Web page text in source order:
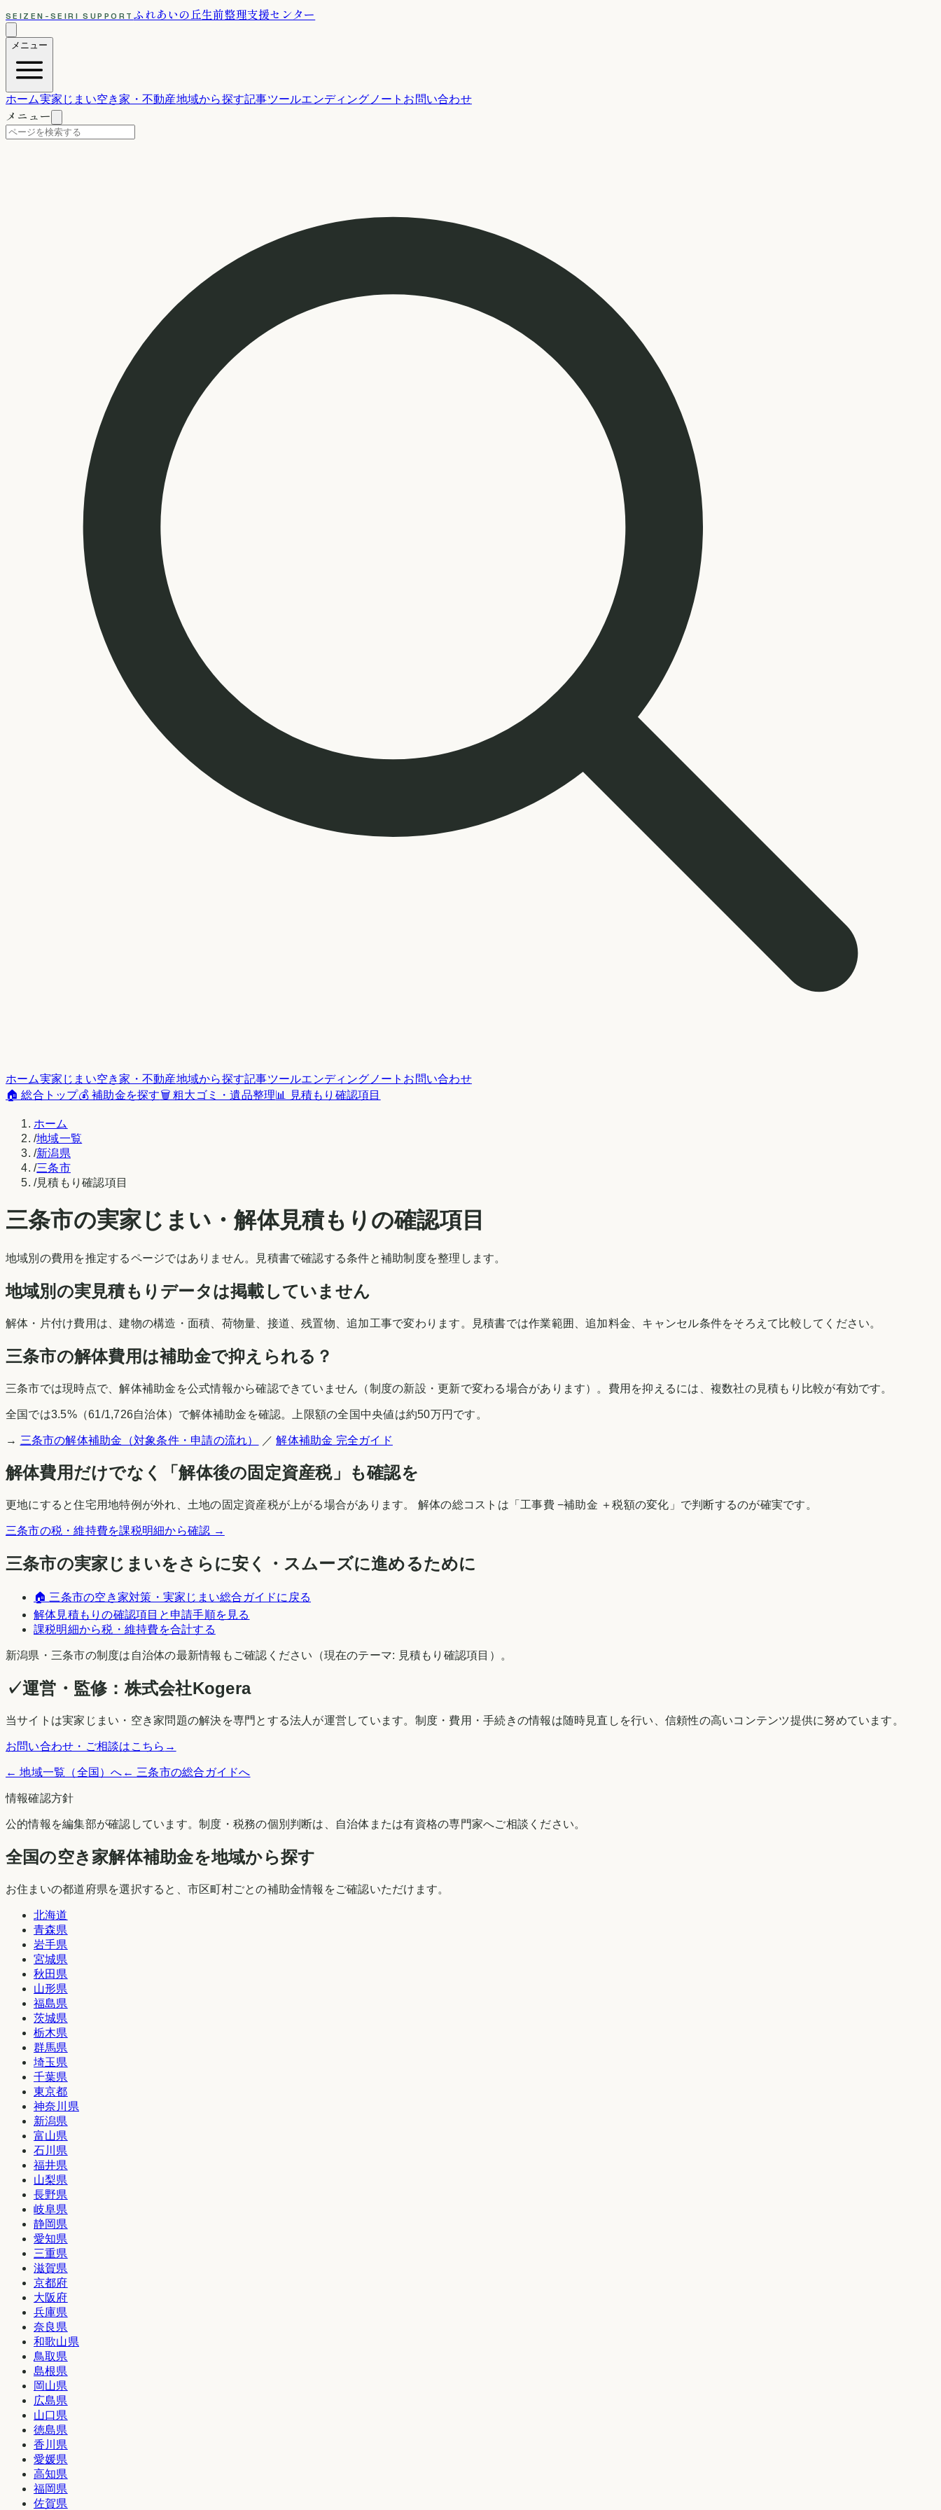
SEIZEN-SEIRI SUPPORT ふれあいの丘生前整理支援センター
メニュー
ホーム実家じまい空き家・不動産地域から探す記事ツールエンディングノート お問い合わせ
メニュー
ホーム実家じまい空き家・不動産地域から探す記事ツールエンディングノート お問い合わせ
🏠 総合トップ💰 補助金を探す🗑️ 粗大ゴミ・遺品整理📊 見積もり確認項目
ホーム
/地域一覧
/新潟県
/三条市
/見積もり確認項目
三条市の実家じまい・解体見積もりの確認項目
地域別の費用を推定するページではありません。見積書で確認する条件と補助制度を整理します。
地域別の実見積もりデータは掲載していません
解体・片付け費用は、建物の構造・面積、荷物量、接道、残置物、追加工事で変わります。見積書では作業範囲、追加料金、キャンセル条件をそろえて比較してください。
三条市の解体費用は補助金で抑えられる？
三条市では現時点で、解体補助金を公式情報から確認できていません（制度の新設・更新で変わる場合があります）。費用を抑えるには、複数社の見積もり比較が有効です。
全国では3.5%（61/1,726自治体）で解体補助金を確認。上限額の全国中央値は約50万円です。
→ 三条市の解体補助金（対象条件・申請の流れ） ／解体補助金 完全ガイド
解体費用だけでなく「解体後の固定資産税」も確認を
更地にすると住宅用地特例が外れ、土地の固定資産税が上がる場合があります。 解体の総コストは「工事費 −補助金 ＋税額の変化」で判断するのが確実です。
三条市の税・維持費を課税明細から確認 →
三条市の実家じまいをさらに安く・スムーズに進めるために
🏠 三条市の空き家対策・実家じまい総合ガイドに戻る
解体見積もりの確認項目と申請手順を見る
課税明細から税・維持費を合計する
新潟県 ・ 三条市の制度は自治体の最新情報もご確認ください（現在のテーマ: 見積もり確認項目 ）。
✓運営・監修：株式会社Kogera
当サイトは実家じまい・空き家問題の解決を専門とする法人が運営しています。制度・費用・手続きの情報は随時見直しを行い、信頼性の高いコンテンツ提供に努めています。
お問い合わせ・ご相談はこちら →
← 地域一覧（全国）へ ← 三条市の総合ガイドへ
情報確認方針
公的情報を編集部が確認しています。制度・税務の個別判断は、自治体または有資格の専門家へご相談ください。
全国の空き家解体補助金を地域から探す
お住まいの都道府県を選択すると、市区町村ごとの補助金情報をご確認いただけます。
北海道
青森県
岩手県
宮城県
秋田県
山形県
福島県
茨城県
栃木県
群馬県
埼玉県
千葉県
東京都
神奈川県
新潟県
富山県
石川県
福井県
山梨県
長野県
岐阜県
静岡県
愛知県
三重県
滋賀県
京都府
大阪府
兵庫県
奈良県
和歌山県
鳥取県
島根県
岡山県
広島県
山口県
徳島県
香川県
愛媛県
高知県
福岡県
佐賀県